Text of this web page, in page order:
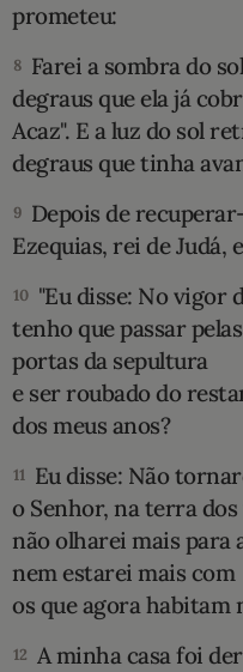
prometeu:
8 Farei a sombra do
degraus que ela já
Acaz". E a luz do sol
degraus que tinha
9 Depois de
Ezequias, rei de Judá,
10 "Eu disse: No vigor
tenho que passar pelas
portas da sepultura
e ser roubado do
dos meus anos?
11 Eu disse: Não
o Senhor, na terra
não olharei mais para
nem estarei mais com
os que agora habitam
12 A minha casa foi